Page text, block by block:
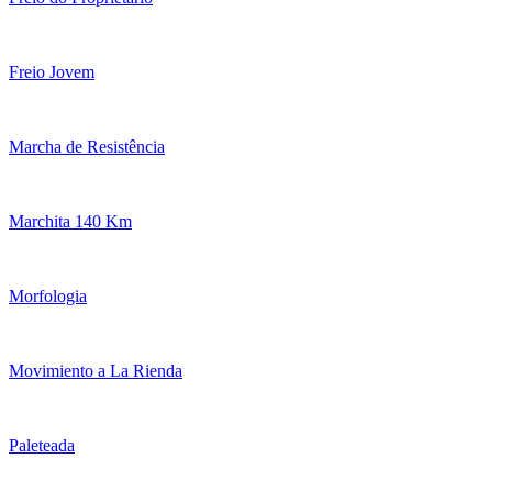
Freio Jovem
Marcha de Resistência
Marchita 140 Km
Morfologia
Movimiento a La Rienda
Paleteada